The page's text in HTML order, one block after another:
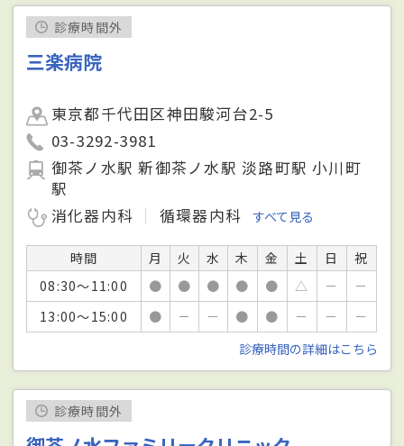
診療時間外
三楽病院
東京都千代田区神田駿河台2-5
03-3292-3981
御茶ノ水駅 新御茶ノ水駅 淡路町駅 小川町
駅
消化器内科
循環器内科 すべて見る
時間 月 火 水 木 金 土 日
祝
08:30～11:00
● ● ● ● ● △ －
－
13:00～15:00
● － － ● ● － －
－
診療時間の詳細はこちら
診療時間外